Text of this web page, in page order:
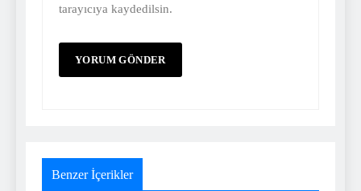
tarayıcıya kaydedilsin.
Benzer İçerikler